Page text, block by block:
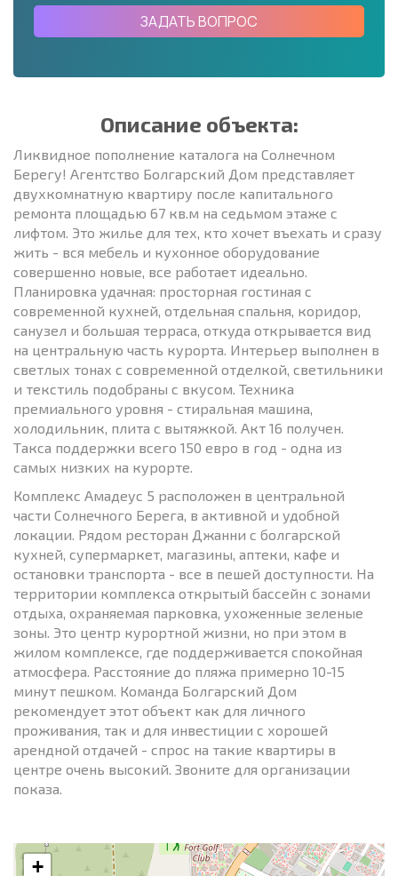
ЗАДАТЬ ВОПРОС
Описание объекта:
Ликвидное пополнение каталога на Солнечном
Берегу! Агентство Болгарский Дом представляет
двухкомнатную квартиру после капитального
ремонта площадью 67 кв.м на седьмом этаже с
лифтом. Это жилье для тех, кто хочет въехать и сразу
жить - вся мебель и кухонное оборудование
совершенно новые, все работает идеально.
Планировка удачная: просторная гостиная с
современной кухней, отдельная спальня, коридор,
санузел и большая терраса, откуда открывается вид
на центральную часть курорта. Интерьер выполнен в
светлых тонах с современной отделкой, светильники
и текстиль подобраны с вкусом. Техника
премиального уровня - стиральная машина,
холодильник, плита с вытяжкой. Акт 16 получен.
Такса поддержки всего 150 евро в год - одна из
самых низких на курорте.
Комплекс Амадеус 5 расположен в центральной
части Солнечного Берега, в активной и удобной
локации. Рядом ресторан Джанни с болгарской
кухней, супермаркет, магазины, аптеки, кафе и
остановки транспорта - все в пешей доступности. На
территории комплекса открытый бассейн с зонами
отдыха, охраняемая парковка, ухоженные зеленые
зоны. Это центр курортной жизни, но при этом в
жилом комплексе, где поддерживается спокойная
атмосфера. Расстояние до пляжа примерно 10-15
минут пешком. Команда Болгарский Дом
рекомендует этот объект как для личного
проживания, так и для инвестиции с хорошей
арендной отдачей - спрос на такие квартиры в
центре очень высокий. Звоните для организации
показа.
+